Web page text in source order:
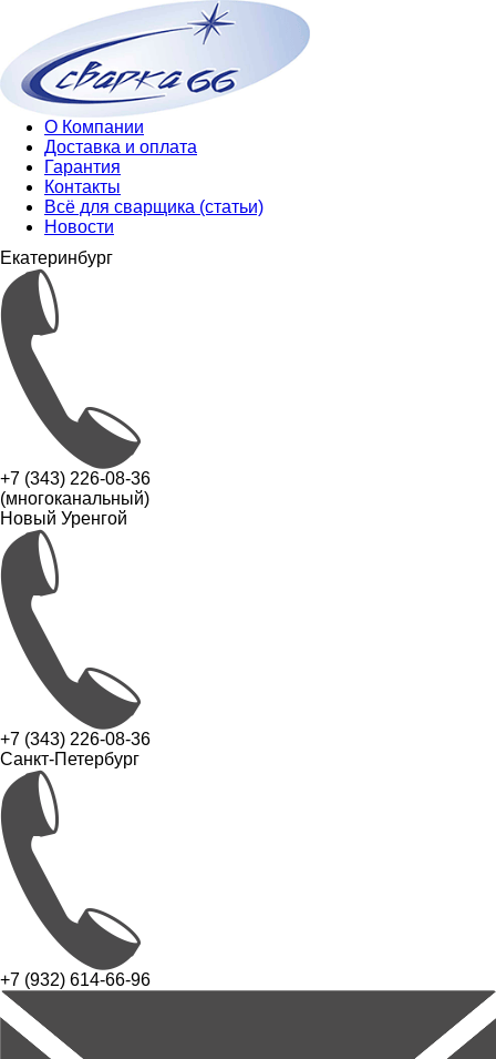
О Компании
Доставка и оплата
Гарантия
Контакты
Всё для сварщика (статьи)
Новости
Екатеринбург
+7 (343) 226-08-36
(многоканальный)
Новый Уренгой
+7 (343) 226-08-36
Санкт-Петербург
+7 (932) 614-66-96